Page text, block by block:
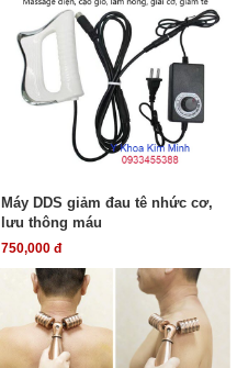
Máy DDS giảm đau tê nhức cơ,
lưu thông máu
750,000 đ